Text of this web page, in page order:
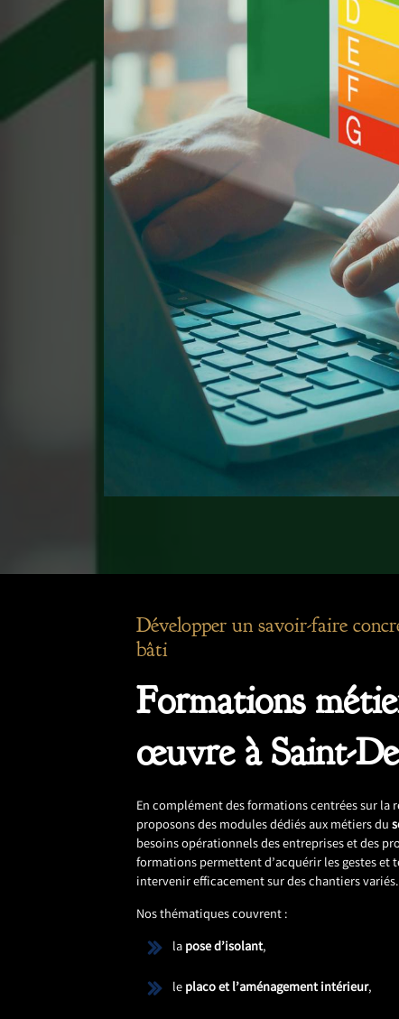
Développer un savoir-faire
bâti
Formations
œuvre à Saint-
En complément des formations centrées sur la
proposons des modules dédiés aux métiers du
besoins opérationnels des entreprises et des
formations permettent d’acquérir les gestes et
intervenir efficacement sur des chantiers variés.
Nos thématiques couvrent :
lapose d’isolant,
leplaco et l’aménagement intérieur,